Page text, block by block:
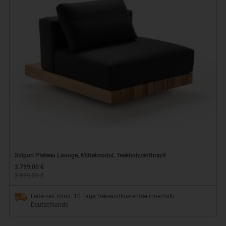
Solpuri Plateau Lounge, Mittelmodul, Teakholz/anthrazit
3.799,00 €
Lieferzeit mind. 10 Tage, Versandkostenfrei innerhalb
Deutschlands